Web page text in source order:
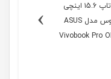
لپ تاپ ۱5.6 اینچی
ایسوس مدل ASUS
Vivobook Pro
›